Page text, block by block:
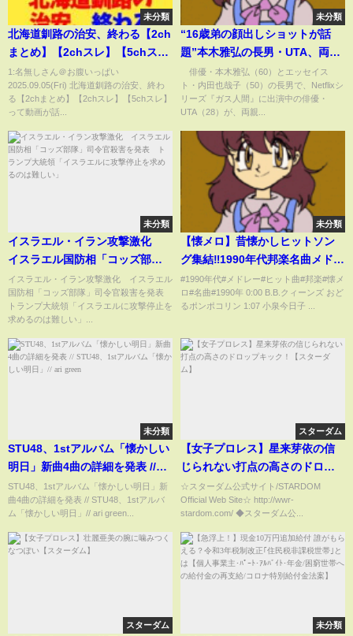
未分類
北海道釧路の治安、終わる【2ch
まとめ】【2chスレ】【5chス
レ】
1:名無しさん＠お腹いっぱい
2025.09.05(Fri) 北海道釧路の治安、終わ
る【2chまとめ】【2chスレ】【5chスレ】
って動画が話...
未分類
“16歳弟の顔出しショットが話
題”本木雅弘の長男・UTA、両親
の貴重な写真を公開し結婚記念
日を祝福(ABEMA TIMES)
俳優・本木雅弘（60）とエッセイス
ト・内田也哉子（50）の長男で、Netflixシ
リーズ『ガス人間』に出演中の俳優・
UTA（28）が、両親...
未分類
イスラエル・イラン攻撃激化
イスラエル国防相「コッズ部
隊」司令官殺害を発表 トラン
プ大統領「イスラエルに攻撃停
止を求めるのは難しい」
イスラエル・イラン攻撃激化 イスラエル
国防相「コッズ部隊」司令官殺害を発表
トランプ大統領「イスラエルに攻撃停止を
求めるのは難しい」...
未分類
【懐メロ】昔懐かしヒットソン
グ集結‼1990年代邦楽名曲メドレ
ー♪恋心,愛は勝つ,おどるポンポ
コリン,そばかす ,今すぐKiss
Me,ロビンソン ,真夏の果実な
#1990年代#メドレー#ヒット曲#邦楽#懐メ
ロ#名曲#1990年 0:00 B.B.クィーンズ おど
るポンポコリン 1:07 小泉今日子 ...
未分類
STU48、1stアルバム「懐かしい
明日」新曲4曲の詳細を発表 //
STU48、1stアルバム「懐かしい
明日」// ari green
STU48、1stアルバム「懐かしい明日」新
曲4曲の詳細を発表 // STU48、1stアルバ
ム「懐かしい明日」// ari green...
スターダム
【女子プロレス】星来芽依の信
じられない打点の高さのドロッ
プキック！【スターダム】
☆スターダム公式サイト/STARDOM
Official Web Site☆ http://wwr-
stardom.com/ ◆スターダム公...
スターダム 未分類